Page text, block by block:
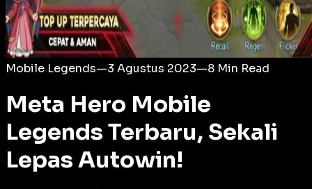
Mobile Legends—3 Agustus 2023—8 Min Read
Meta Hero Mobile
Legends Terbaru, Sekali
Lepas Autowin!